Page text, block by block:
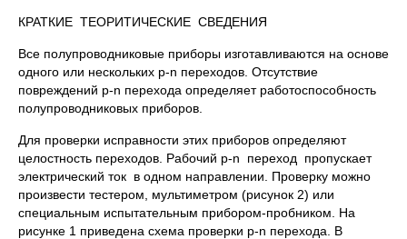
КРАТКИЕ ТЕОРИТИЧЕСКИЕ СВЕДЕНИЯ
Все полупроводниковые приборы изготавливаются на основе
одного или нескольких p-n переходов. Отсутствие
повреждений p-n перехода определяет работоспособность
полупроводниковых приборов.
Для проверки исправности этих приборов определяют
целостность переходов. Рабочий p-n переход пропускает
электрический ток в одном направлении. Проверку можно
произвести тестером, мультиметром (рисунок 2) или
специальным испытательным прибором-пробником. На
рисунке 1 приведена схема проверки p-n перехода. В